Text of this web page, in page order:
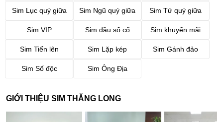
Sim Lục quý giữa Sim Ngũ quý giữa Sim Tứ quý giữa
Sim VIP Sim đầu số cổ Sim khuyến mãi
Sim Tiến lên Sim Lặp kép Sim Gánh đảo
Sim Số độc Sim Ông Địa
GIỚI THIỆU SIM THĂNG LONG